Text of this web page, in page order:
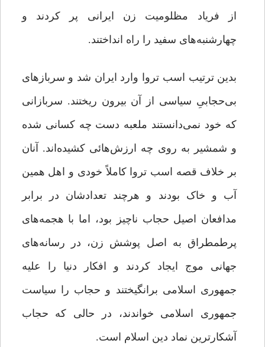
از فریاد مظلومیت زن ایرانی پر کردند و
چهارشنبه‌های سفید را راه انداختند.
بدین ترتیب اسب تروا وارد ایران شد و سربازهای
بی‌حجابیِ سیاسی از آن بیرون ریختند. سربازانی
که خود نمی‌دانستند ملعبه دست چه کسانی شده
و شمشیر به روی چه ارزش‌هائی کشیده‌اند. آنان
بر خلاف قصه اسب تروا کاملاً خودی و اهل همین
آب و خاک بودند و هرچند تعدادشان در برابر
مدافعان اصیل حجاب ناچیز بود، اما با هجمه‌های
پرطمطراق به اصل پوشش زن، در رسانه‌های
جهانی موج ایجاد کردند و افکار دنیا را علیه
جمهوری اسلامی برانگیختند و حجاب را سیاست
جمهوری اسلامی خواندند، در حالی که حجاب
آشکارترین نماد دین اسلام است.